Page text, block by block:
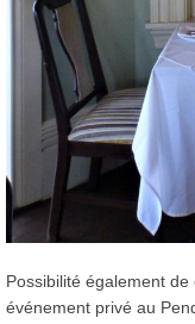
Possibilité également
événement privé au